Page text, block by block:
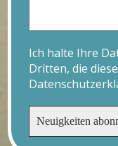
Ich halte Ihre
Dritten, die